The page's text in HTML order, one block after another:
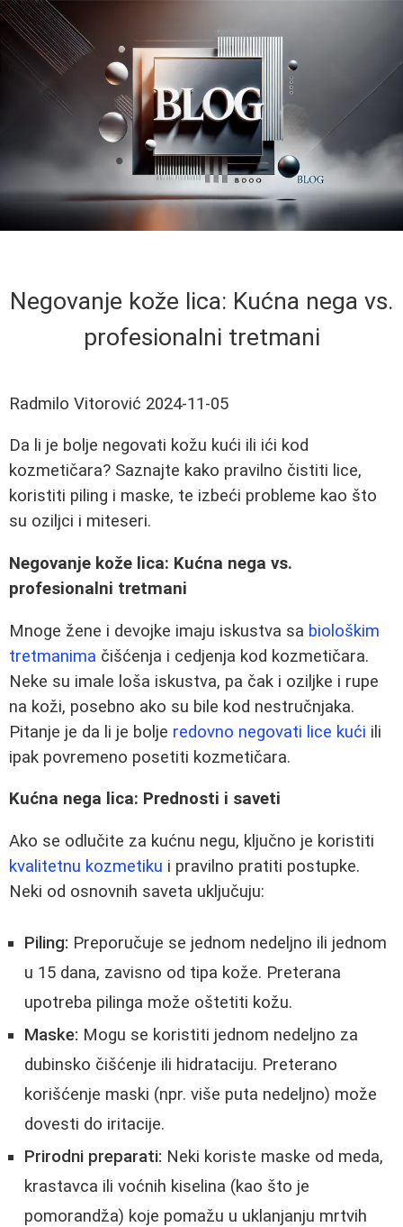
Negovanje kože lica: Kućna nega vs.
profesionalni tretmani
Radmilo Vitorović 2024-11-05
Da li je bolje negovati kožu kući ili ići kod
kozmetičara? Saznajte kako pravilno čistiti lice,
koristiti piling i maske, te izbeći probleme kao što
su oziljci i miteseri.
Negovanje kože lica: Kućna nega vs.
profesionalni tretmani
Mnoge žene i devojke imaju iskustva sa biološkim
tretmanima čišćenja i cedjenja kod kozmetičara.
Neke su imale loša iskustva, pa čak i oziljke i rupe
na koži, posebno ako su bile kod nestručnjaka.
Pitanje je da li je bolje redovno negovati lice kući ili
ipak povremeno posetiti kozmetičara.
Kućna nega lica: Prednosti i saveti
Ako se odlučite za kućnu negu, ključno je koristiti
kvalitetnu kozmetiku i pravilno pratiti postupke.
Neki od osnovnih saveta uključuju:
Piling: Preporučuje se jednom nedeljno ili jednom
u 15 dana, zavisno od tipa kože. Preterana
upotreba pilinga može oštetiti kožu.
Maske: Mogu se koristiti jednom nedeljno za
dubinsko čišćenje ili hidrataciju. Preterano
korišćenje maski (npr. više puta nedeljno) može
dovesti do iritacije.
Prirodni preparati: Neki koriste maske od meda,
krastavca ili voćnih kiselina (kao što je
pomorandža) koje pomažu u uklanjanju mrtvih